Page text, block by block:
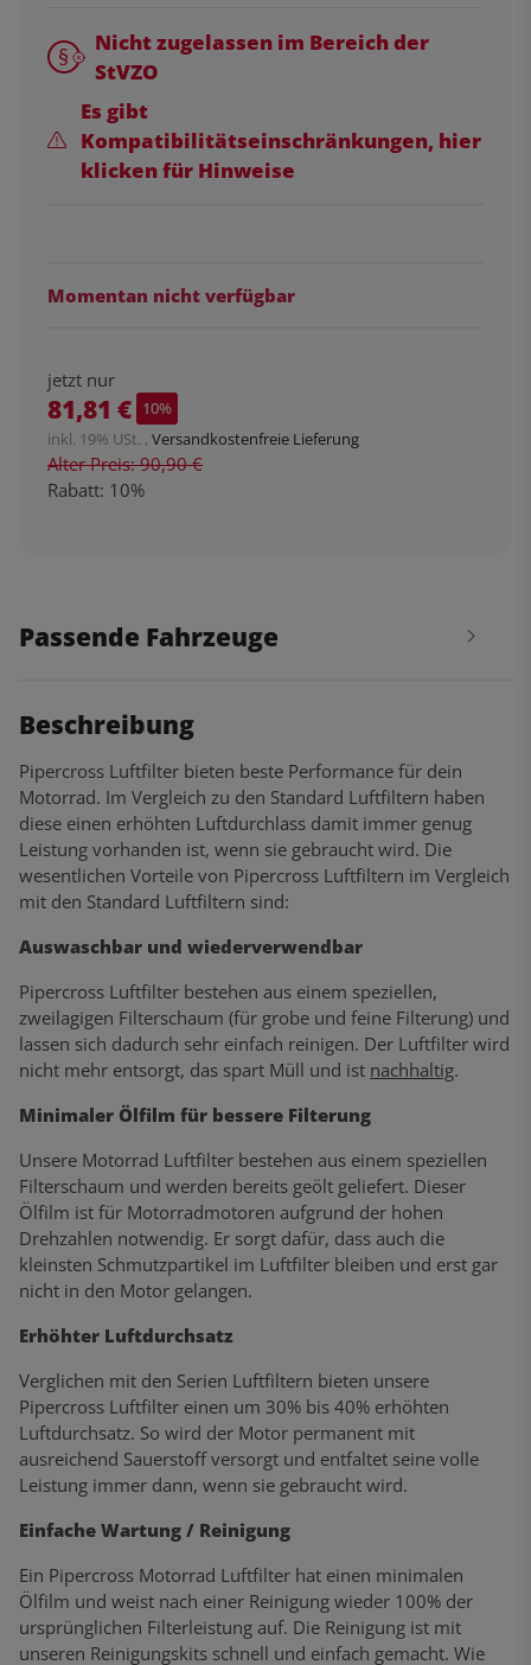
Nicht zugelassen im Bereich der
StVZO
Es gibt
Kompatibilitätseinschränkungen, hier
klicken für Hinweise
Momentan nicht verfügbar
jetzt nur
81,81 € 10%
inkl. 19% USt. , Versandkostenfreie Lieferung
Alter Preis: 90,90 €
Rabatt: 10%
Passende Fahrzeuge
Beschreibung
Pipercross Luftfilter bieten beste Performance für dein
Motorrad. Im Vergleich zu den Standard Luftfiltern haben
diese einen erhöhten Luftdurchlass damit immer genug
Leistung vorhanden ist, wenn sie gebraucht wird. Die
wesentlichen Vorteile von Pipercross Luftfiltern im Vergleich
mit den Standard Luftfiltern sind:
Auswaschbar und wiederverwendbar
Pipercross Luftfilter bestehen aus einem speziellen,
zweilagigen Filterschaum (für grobe und feine Filterung) und
lassen sich dadurch sehr einfach reinigen. Der Luftfilter wird
nicht mehr entsorgt, das spart Müll und ist nachhaltig.
Minimaler Ölfilm für bessere Filterung
Unsere Motorrad Luftfilter bestehen aus einem speziellen
Filterschaum und werden bereits geölt geliefert. Dieser
Ölfilm ist für Motorradmotoren aufgrund der hohen
Drehzahlen notwendig. Er sorgt dafür, dass auch die
kleinsten Schmutzpartikel im Luftfilter bleiben und erst gar
nicht in den Motor gelangen.
Erhöhter Luftdurchsatz
Verglichen mit den Serien Luftfiltern bieten unsere
Pipercross Luftfilter einen um 30% bis 40% erhöhten
Luftdurchsatz. So wird der Motor permanent mit
ausreichend Sauerstoff versorgt und entfaltet seine volle
Leistung immer dann, wenn sie gebraucht wird.
Einfache Wartung / Reinigung
Ein Pipercross Motorrad Luftfilter hat einen minimalen
Ölfilm und weist nach einer Reinigung wieder 100% der
ursprünglichen Filterleistung auf. Die Reinigung ist mit
unseren Reinigungskits schnell und einfach gemacht. Wie